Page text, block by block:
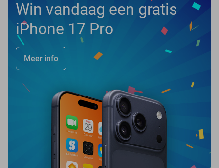
Win vandaag een gratis
iPhone 17 Pro
Meer info